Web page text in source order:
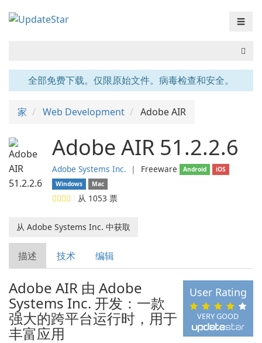
☰
全部免费下载。仅限原始文件。病毒检查和安全。
家 Web Development Adobe AIR
Adobe AIR 51.2.2.6
Adobe Systems Inc. ❘ Freeware Android
iOS
Windows
Mac
从 1053 票
从 Adobe Systems Inc. 中获取
描述 技术 编辑
VERY GOOD
User Rating
Adobe AIR 由 Adobe
Systems Inc. 开发：一款
强大的跨平台运行时，用于
丰富应用